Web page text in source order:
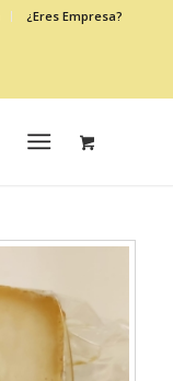
¿Eres Empresa?